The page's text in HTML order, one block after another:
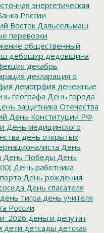
энергетическая
России
Восток Дальсельмаш
перевозки
общественный
дебошир дедовщина
декабрь
декларация о
демогрфия денежные
географа День города
защитника Отечества
День Конституции РФ
День медицинского
день открытых
День
День Победы День
День работника
День рождения
День спасателя
день тигра день учителя
России
деньги депутат
дети детсады детская